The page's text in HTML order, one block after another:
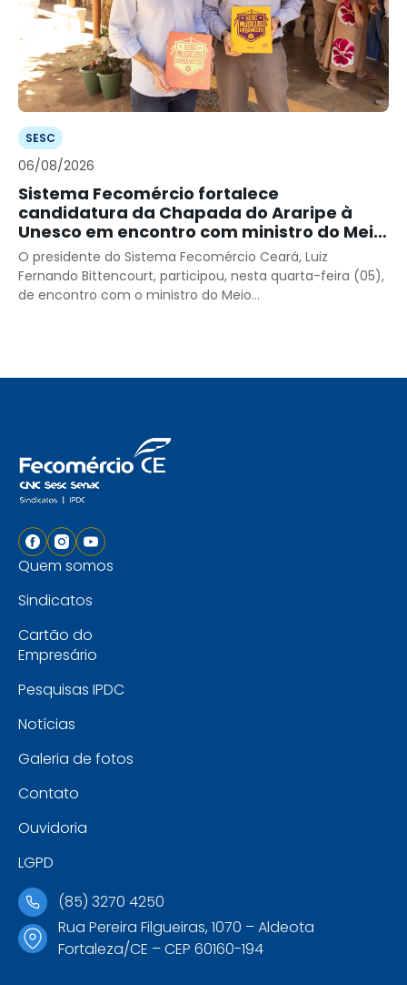
SESC
06/08/2026
Sistema Fecomércio fortalece
candidatura da Chapada do Araripe à
Unesco em encontro com ministro do Meio
Ambiente
O presidente do Sistema Fecomércio Ceará, Luiz
Fernando Bittencourt, participou, nesta quarta-feira (05),
de encontro com o ministro do Meio...
Quem somos
Sindicatos
Cartão do
Empresário
Pesquisas IPDC
Notícias
Galeria de fotos
Contato
Ouvidoria
LGPD
(85) 3270 4250
Rua Pereira Filgueiras, 1070 – Aldeota
Fortaleza/CE – CEP 60160-194